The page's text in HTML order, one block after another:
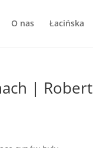
O nas Łacińska
| Robert